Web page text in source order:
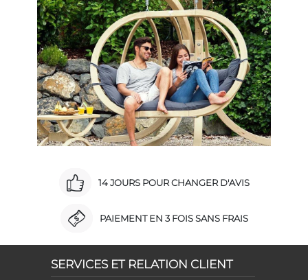
14 JOURS POUR CHANGER D'AVIS
PAIEMENT EN 3 FOIS SANS FRAIS
SERVICES ET RELATION CLIENT